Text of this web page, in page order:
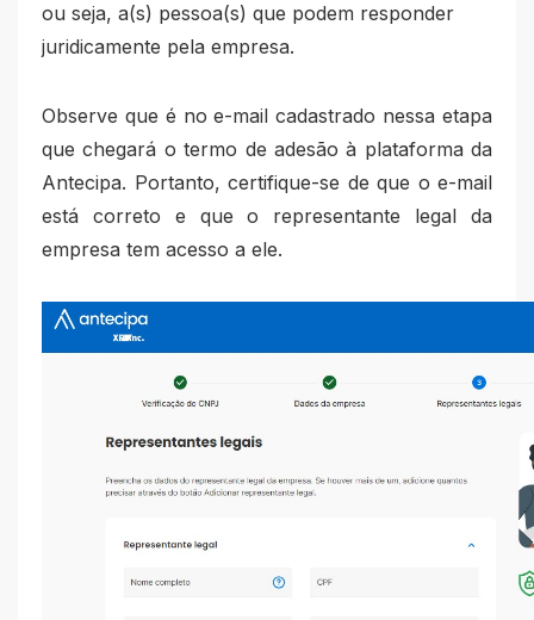
ou seja, a(s) pessoa(s) que podem responder
juridicamente pela empresa.
Observe que é no e-mail cadastrado nessa etapa
que chegará o termo de adesão à plataforma da
Antecipa. Portanto, certifique-se de que o e-mail
está correto e que o representante legal da
empresa tem acesso a ele.